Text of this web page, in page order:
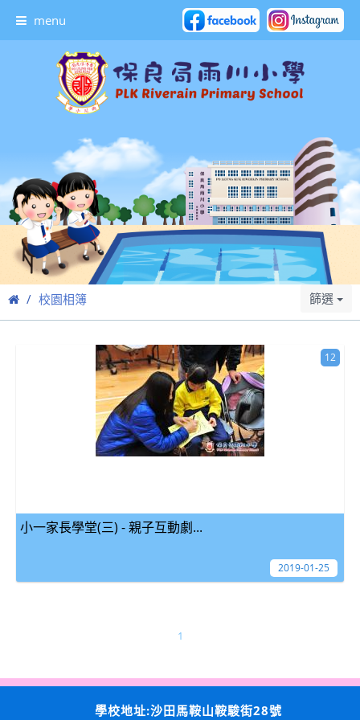
menu
校園相簿 篩選
小一家長學堂(三) - 親子互動劇...
12
2019-01-25
1
學校地址:沙田馬鞍山鞍駿街28號